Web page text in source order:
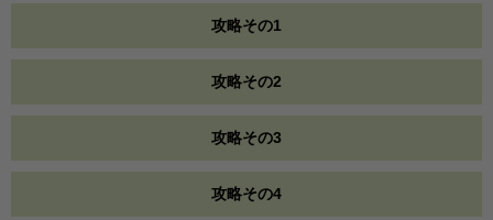
攻略その1
攻略その2
攻略その3
攻略その4